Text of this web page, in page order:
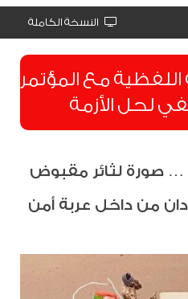
النسخة الكاملة
مع المؤتمر
لحل الأزمة
صورة لثائر مقبوض
من داخل عربة أمن